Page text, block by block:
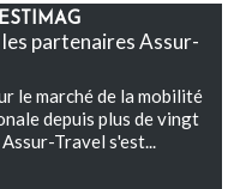
partenaires Assur-
le marché de la mobilité
depuis plus de vingt
Assur-Travel s'est...